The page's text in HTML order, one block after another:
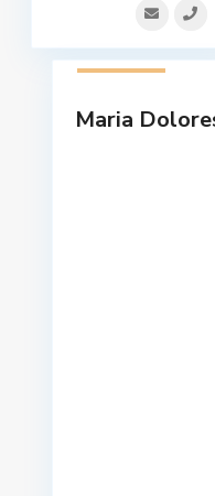
1 listado
Maria